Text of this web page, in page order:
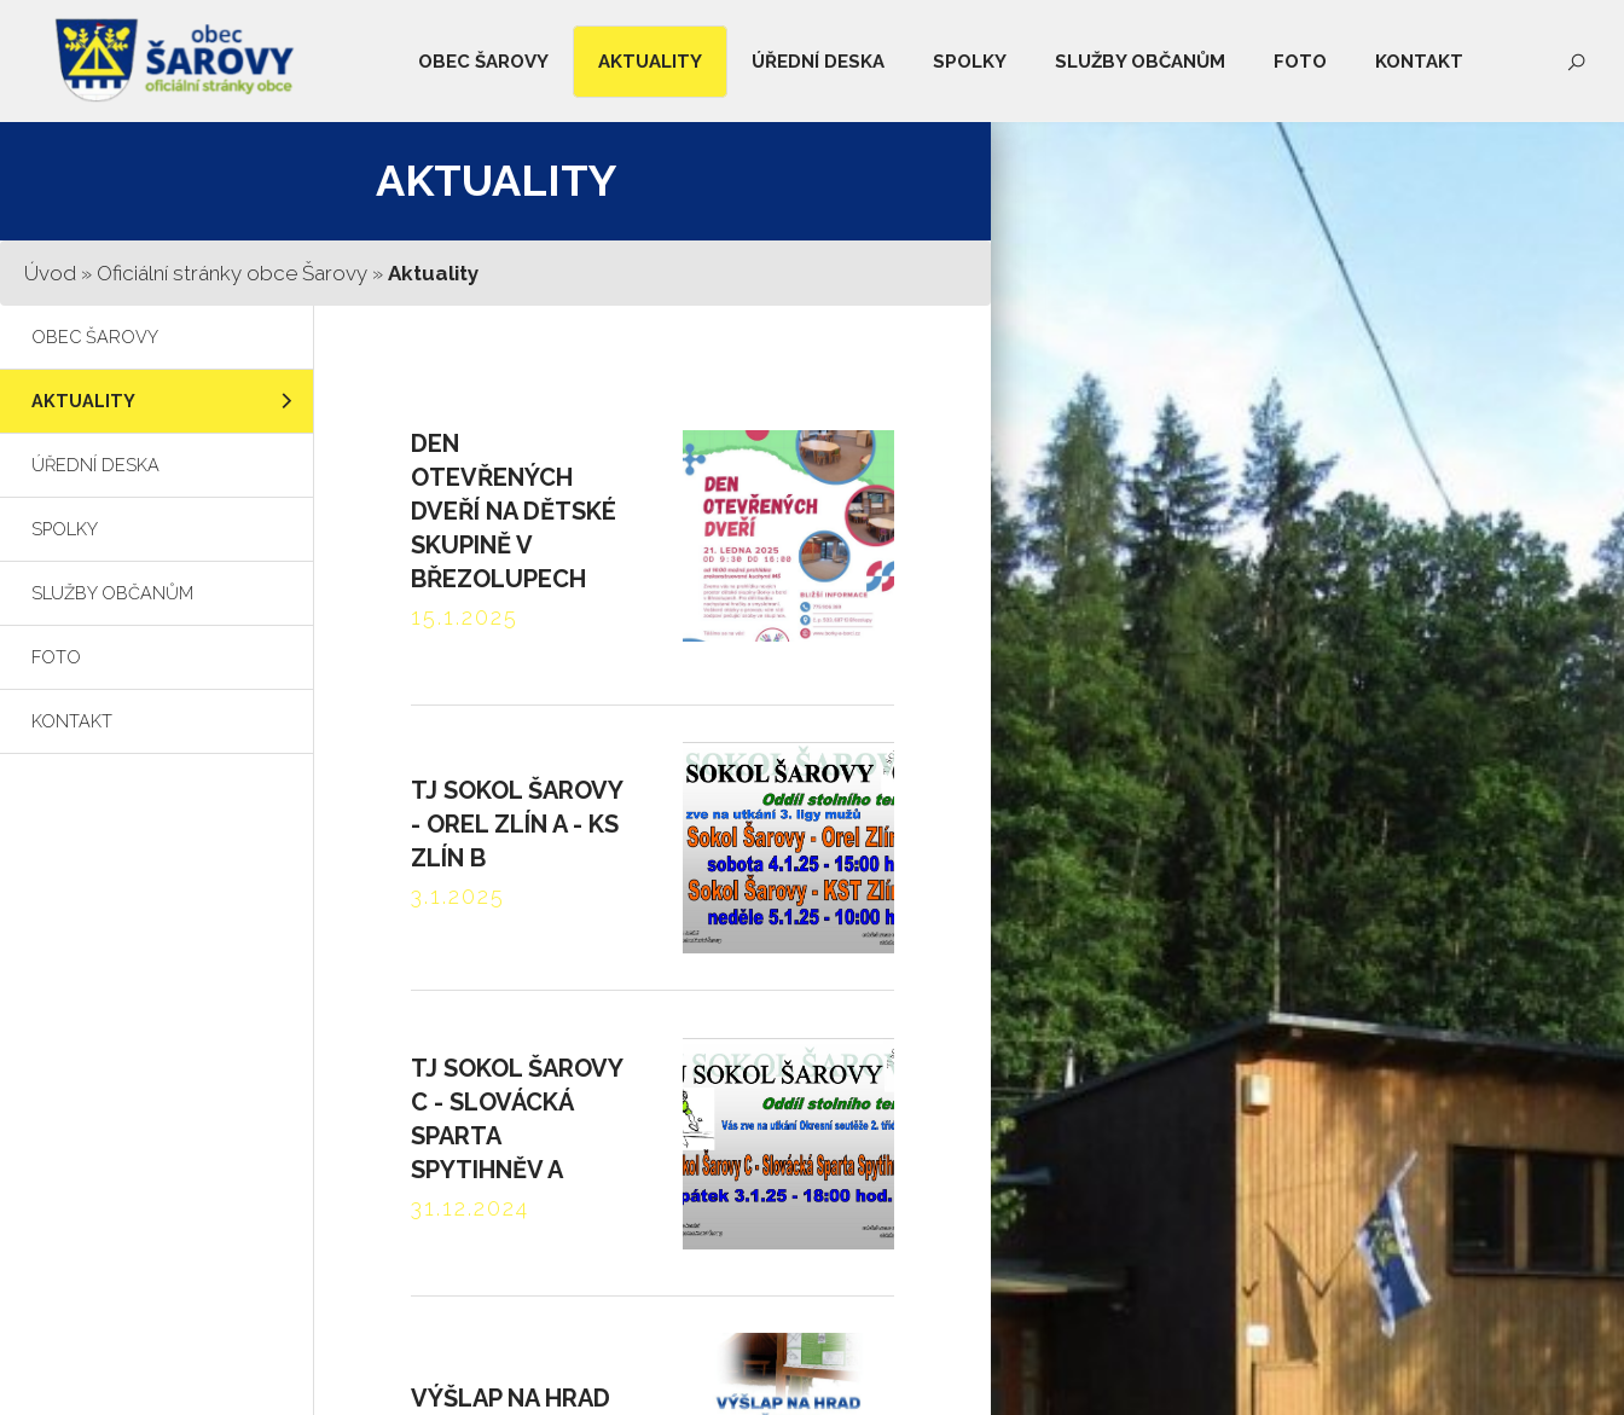
OBEC ŠAROVY AKTUALITY ÚŘEDNÍ DESKA SPOLKY SLUŽBY OBČANŮM FOTO KONTAKT
AKTUALITY
Úvod » Oficiální stránky obce Šarovy » Aktuality
DEN
OTEVŘENÝCH
DVEŘÍ NA DĚTSKÉ
SKUPINĚ V
BŘEZOLUPECH
15.1.2025
TJ SOKOL ŠAROVY
- OREL ZLÍN A - KS
ZLÍN B
3.1.2025
TJ SOKOL ŠAROVY
C - SLOVÁCKÁ
SPARTA
SPYTIHNĚV A
31.12.2024
VÝŠLAP NA HRAD
OBEC ŠAROVY
AKTUALITY
ÚŘEDNÍ DESKA
SPOLKY
SLUŽBY OBČANŮM
FOTO
KONTAKT